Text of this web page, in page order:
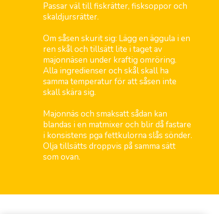
Passar väl till fiskrätter, fisksoppor och
skaldjursrätter.
Om såsen skurit sig: Lägg en äggula i en
ren skål och tillsätt lite i taget av
majonnäsen under kraftig omröring.
Alla ingredienser och skål skall ha
samma temperatur för att såsen inte
skall skära sig.
Majonnäs och smaksatt sådan kan
blandas i en matmixer och blir då fastare
i konsistens pga fettkulorna slås sönder.
Olja tillsätts droppvis på samma sätt
som ovan.